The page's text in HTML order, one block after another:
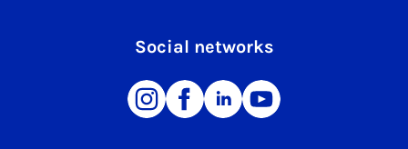
Social networks